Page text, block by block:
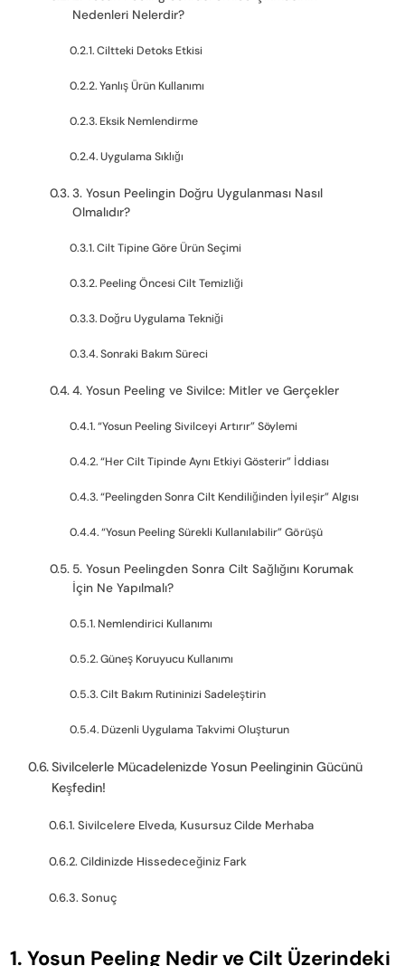
Nedenleri Nelerdir?
Ciltteki Detoks Etkisi
Yanlış Ürün Kullanımı
Eksik Nemlendirme
Uygulama Sıklığı
3. Yosun Peelingin Doğru Uygulanması Nasıl
Olmalıdır?
Cilt Tipine Göre Ürün Seçimi
Peeling Öncesi Cilt Temizliği
Doğru Uygulama Tekniği
Sonraki Bakım Süreci
4. Yosun Peeling ve Sivilce: Mitler ve Gerçekler
“Yosun Peeling Sivilceyi Artırır” Söylemi
“Her Cilt Tipinde Aynı Etkiyi Gösterir” İddiası
“Peelingden Sonra Cilt Kendiliğinden İyileşir” Algısı
“Yosun Peeling Sürekli Kullanılabilir” Görüşü
5. Yosun Peelingden Sonra Cilt Sağlığını Korumak
İçin Ne Yapılmalı?
Nemlendirici Kullanımı
Güneş Koruyucu Kullanımı
Cilt Bakım Rutininizi Sadeleştirin
Düzenli Uygulama Takvimi Oluşturun
Sivilcelerle Mücadelenizde Yosun Peelinginin Gücünü
Keşfedin!
Sivilcelere Elveda, Kusursuz Cilde Merhaba
Cildinizde Hissedeceğiniz Fark
Sonuç
1.Yosun Peeling Nedir ve Cilt Üzerindeki